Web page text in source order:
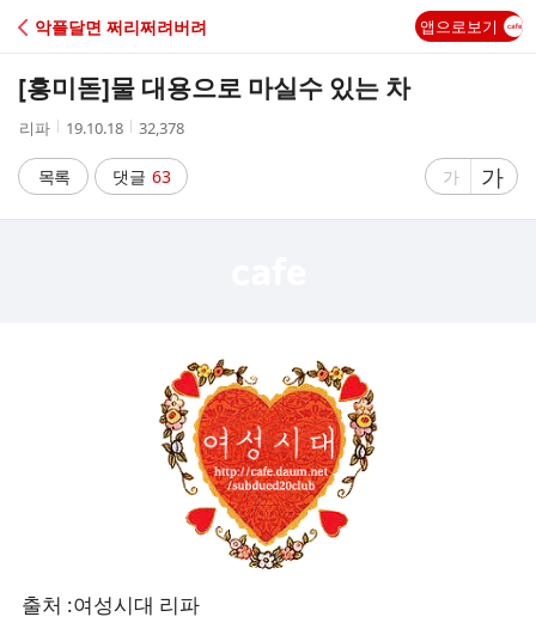
C
A
악플달면 쩌리쩌려버려 앱으로보기
[흥미돋]물 대용으로 마실수 있는 차
작
자
리파
작
시
간
19.10.18
조
수
32,378
목록 댓글 63
글
가
글
자
가
출처 :여성시대 리파